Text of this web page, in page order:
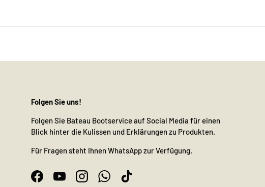
Folgen Sie uns!
Folgen Sie Bateau Bootservice auf Social Media für einen
Blick hinter die Kulissen und Erklärungen zu Produkten.
Für Fragen steht Ihnen WhatsApp zur Verfügung.
FacebookYouTubeInstagramWhatsAppTikTok